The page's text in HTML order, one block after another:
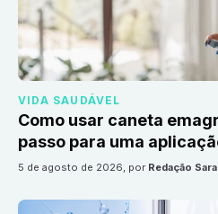
VIDA SAUDÁVEL
Como usar caneta
passo para uma
5 de agosto de 2026, por Redação Sara